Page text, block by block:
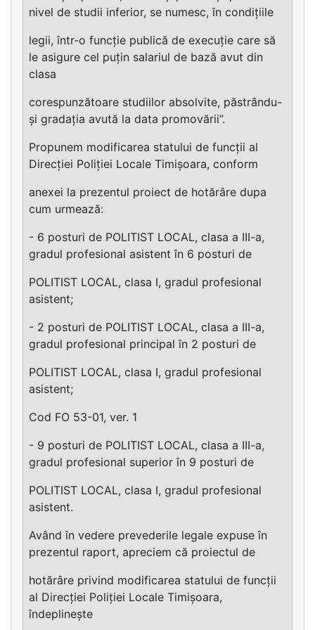
nivel de studii inferior, se numesc, în condițiile
legii, într-o funcție publică de execuție care să
le asigure cel puțin salariul de bază avut din
clasa
corespunzătoare studiilor absolvite, păstrându-
și gradația avută la data promovării”.
Propunem modificarea statului de funcții al
Direcției Poliției Locale Timișoara, conform
anexei la prezentul proiect de hotărâre dupa
cum urmează:
- 6 posturi de POLITIST LOCAL, clasa a III-a,
gradul profesional asistent în 6 posturi de
POLITIST LOCAL, clasa I, gradul profesional
asistent;
- 2 posturi de POLITIST LOCAL, clasa a III-a,
gradul profesional principal în 2 posturi de
POLITIST LOCAL, clasa I, gradul profesional
asistent;
Cod FO 53-01, ver. 1
- 9 posturi de POLITIST LOCAL, clasa a III-a,
gradul profesional superior în 9 posturi de
POLITIST LOCAL, clasa I, gradul profesional
asistent.
Având în vedere prevederile legale expuse în
prezentul raport, apreciem că proiectul de
hotărâre privind modificarea statului de funcții
al Direcției Poliției Locale Timișoara,
îndeplinește